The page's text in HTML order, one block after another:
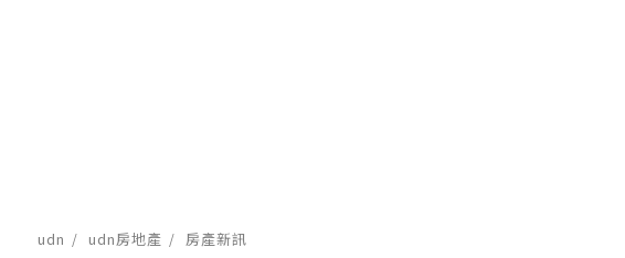
udn udn房地產 房產新訊